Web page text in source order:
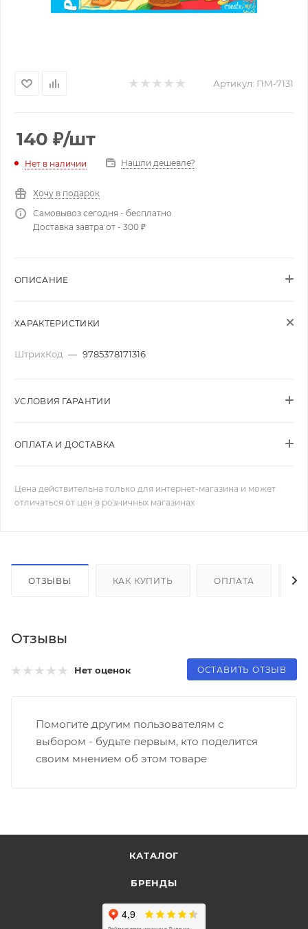
Артикул: ПМ-7131
140 ₽/шт
Нет в наличии Нашли дешевле?
Хочу в подарок
Самовывоз сегодня - бесплатно
Доставка завтра от - 300 ₽
ОПИСАНИЕ
ХАРАКТЕРИСТИКИ
ШтрихКод — 9785378171316
УСЛОВИЯ ГАРАНТИИ
ОПЛАТА И ДОСТАВКА
Цена действительна только для интернет-магазина и может
отличаться от цен в розничных магазинах
ОТЗЫВЫ КАК КУПИТЬ ОПЛАТА
Отзывы
Нет оценок ОСТАВИТЬ ОТЗЫВ
Помогите другим пользователям с
выбором - будьте первым, кто поделится
своим мнением об этом товаре
КАТАЛОГ
БРЕНДЫ